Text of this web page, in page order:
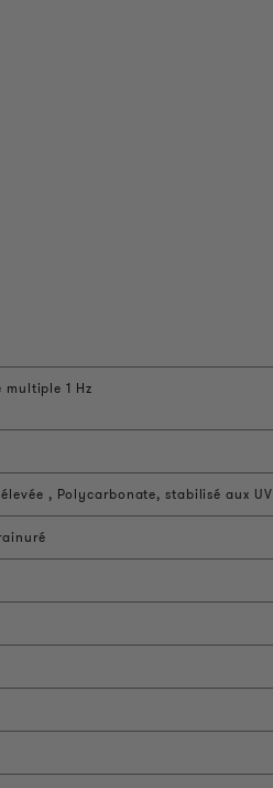
1 Hz
, Polycarbonate, stabilisé aux UV